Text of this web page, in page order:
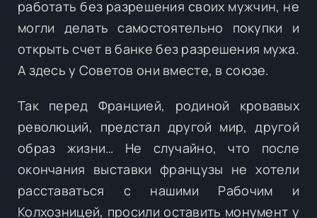
работать без разрешения своих мужчин, не
могли делать самостоятельно покупки и
открыть счет в банке без разрешения мужа.
А здесь у Советов они вместе, в союзе.
Так перед Францией, родиной кровавых
революций, предстал другой мир, другой
образ жизни… Не случайно, что после
окончания выставки французы не хотели
расставаться с нашими Рабочим и
Колхозницей, просили оставить монумент у